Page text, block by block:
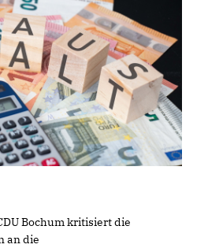
Bochum kritisiert die
an die